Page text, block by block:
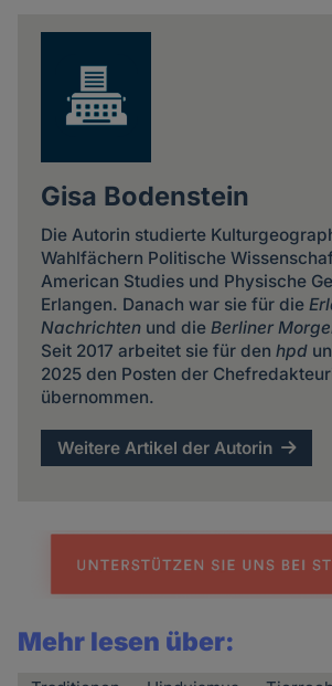
Gisa Bodenstein
Die Autorin studierte
Wahlfächern Politische
American Studies und Physische
Erlangen. Danach war sie für die
Nachrichtenund die Berliner
Seit 2017 arbeitet sie für den hpd
2025 den Posten der
übernommen.
Weitere Artikel der Autorin
Mehr lesen über: